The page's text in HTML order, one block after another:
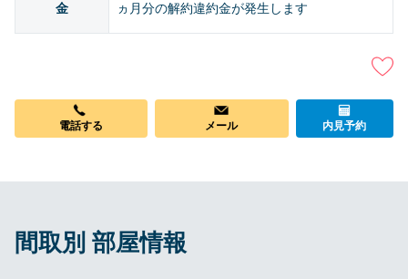
金
ヵ月分の解約違約金が発生します
電話する メール 内見予約
間取別 部屋情報